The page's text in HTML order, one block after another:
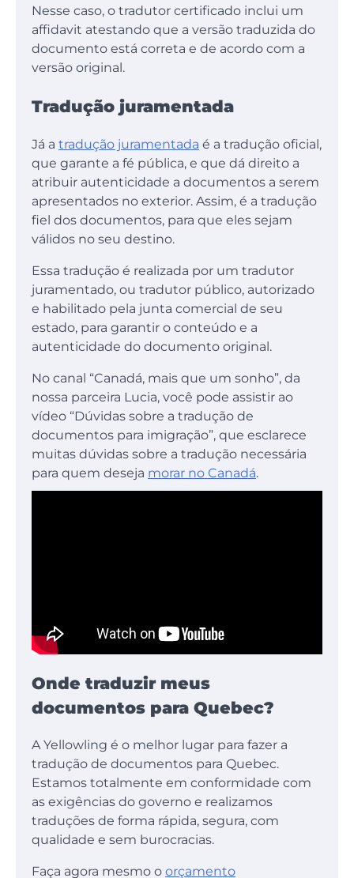
Nesse caso, o tradutor certificado inclui um
affidavit atestando que a versão traduzida do
documento está correta e de acordo com a
versão original.
Tradução juramentada
Já a tradução juramentada é a tradução oficial,
que garante a fé pública, e que dá direito a
atribuir autenticidade a documentos a serem
apresentados no exterior. Assim, é a tradução
fiel dos documentos, para que eles sejam
válidos no seu destino.
Essa tradução é realizada por um tradutor
juramentado, ou tradutor público, autorizado
e habilitado pela junta comercial de seu
estado, para garantir o conteúdo e a
autenticidade do documento original.
No canal “Canadá, mais que um sonho”, da
nossa parceira Lucia, você pode assistir ao
vídeo “Dúvidas sobre a tradução de
documentos para imigração”, que esclarece
muitas dúvidas sobre a tradução necessária
para quem deseja morar no Canadá.
Onde traduzir meus
documentos para Quebec?
A Yellowling é o melhor lugar para fazer a
tradução de documentos para Quebec.
Estamos totalmente em conformidade com
as exigências do governo e realizamos
traduções de forma rápida, segura, com
qualidade e sem burocracias.
Faça agora mesmo o orçamento